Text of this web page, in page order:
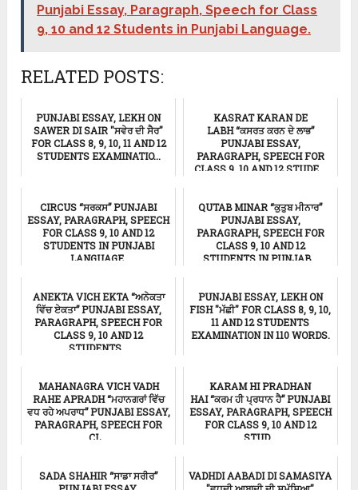
Punjabi Essay, Paragraph, Speech for Class
9, 10 and 12 Students in Punjabi Language.
RELATED POSTS:
PUNJABI ESSAY, LEKH ON
SAWER DI SAIR "ਸਵੇਰ ਦੀ ਸੈਰ"
FOR CLASS 8, 9, 10, 11 AND 12
STUDENTS EXAMINATIO...
KASRAT KARAN DE
LABH “ਕਸਰਤ ਕਰਨ ਦੇ ਲਾਭ”
PUNJABI ESSAY,
PARAGRAPH, SPEECH FOR
CLASS 9, 10 AND 12 STUDE...
CIRCUS “ਸਰਕਸ” PUNJABI
ESSAY, PARAGRAPH, SPEECH
FOR CLASS 9, 10 AND 12
STUDENTS IN PUNJABI
LANGUAGE.
QUTAB MINAR “ਕੁਤੁਬ ਮੀਨਾਰ”
PUNJABI ESSAY,
PARAGRAPH, SPEECH FOR
CLASS 9, 10 AND 12
STUDENTS IN PUNJAB...
ANEKTA VICH EKTA “ਅਨੇਕਤਾ
ਵਿੱਚ ਏਕਤਾ” PUNJABI ESSAY,
PARAGRAPH, SPEECH FOR
CLASS 9, 10 AND 12
STUDENTS...
PUNJABI ESSAY, LEKH ON
FISH "ਮੱਛੀ" FOR CLASS 8, 9, 10,
11 AND 12 STUDENTS
EXAMINATION IN 110 WORDS.
MAHANAGRA VICH VADH
RAHE APRADH “ਮਹਾਨਗਰਾਂ ਵਿੱਚ
ਵਧ ਰਹੇ ਅਪਰਾਧ” PUNJABI ESSAY,
PARAGRAPH, SPEECH FOR
CL...
KARAM HI PRADHAN
HAI “ਕਰਮ ਹੀ ਪ੍ਰਧਾਨ ਹੈ” PUNJABI
ESSAY, PARAGRAPH, SPEECH
FOR CLASS 9, 10 AND 12
STUD...
SADA SHAHIR “ਸਾਡਾ ਸਰੀਰ”
VADHDI AABADI DI SAMASIYA